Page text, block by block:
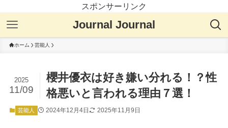
スポンサーリンク
Journal Journal
ホーム 芸能人
櫻井優衣は好き嫌い分れる！？性
格悪いと言われる理由７選！
2025
11/09
芸能人 2024年12月4日 2025年11月9日